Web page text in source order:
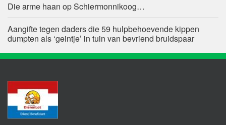
Die arme haan op Schiermonnikoog…
Aangifte tegen daders die 59 hulpbehoevende kippen
dumpten als ‘geintje’ in tuin van bevriend bruidspaar